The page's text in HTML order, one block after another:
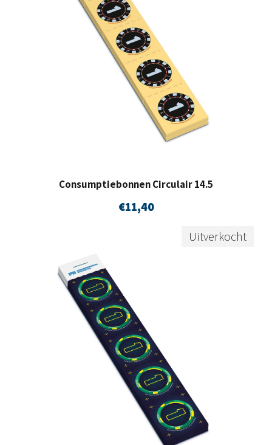
Consumptiebonnen Circulair 14.5
€11,40
Uitverkocht